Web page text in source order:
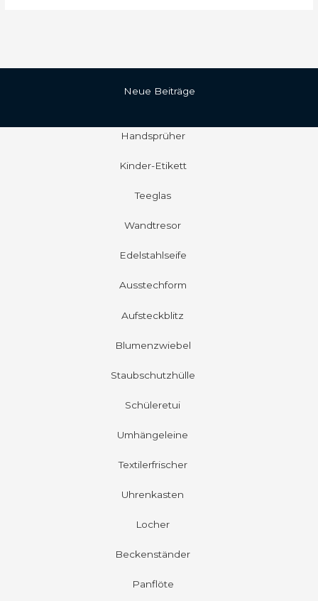
Neue Beiträge
Handsprüher
Kinder-Etikett
Teeglas
Wandtresor
Edelstahlseife
Ausstechform
Aufsteckblitz
Blumenzwiebel
Staubschutzhülle
Schüleretui
Umhängeleine
Textilerfrischer
Uhrenkasten
Locher
Beckenständer
Panflöte